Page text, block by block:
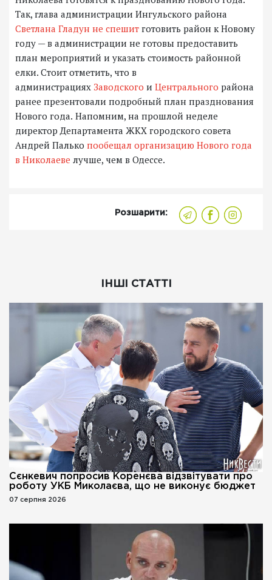
Так, глава администрации Ингульского района
Светлана Гладун не спешит готовить район к Новому
году — в администрации не готовы предоставить
план мероприятий и указать стоимость районной
елки. Стоит отметить, что в
администрациях Заводского и Центрального района
ранее презентовали подробный план празднования
Нового года. Напомним, на прошлой неделе
директор Департамента ЖКХ городского совета
Андрей Палько пообещал организацию Нового года
в Николаеве лучше, чем в Одессе.
Розшарити:
ІНШІ СТАТТІ
Сєнкевич попросив Коренєва відзвітувати про
роботу УКБ Миколаєва, що не виконує бюджет
07 серпня 2026